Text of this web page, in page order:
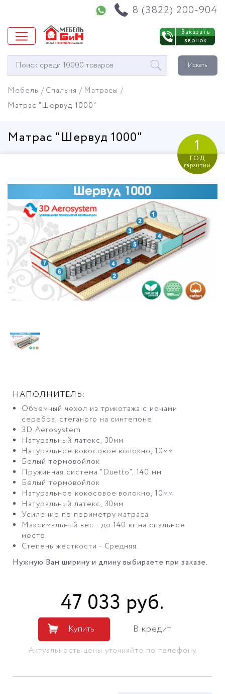
8 (3822) 200-904
Заказать
звонок
Окно
поиска
Искать
Мебель Спальня
Матрасы
Матрас "Шервуд 1000"
Матрас "Шервуд 1000" 1
год
гарантии
НАПОЛНИТЕЛЬ:
Объемный чехол из трикотажа с ионами
серебра, стеганого на синтепоне
3D Aerosystem
Натуральный латекс, 30мм
Натуральное кокосовое волокно, 10мм
Белый термовойлок
Пружинная система "Duetto", 140 мм
Белый термовойлок
Натуральное кокосовое волокно, 10мм
Натуральный латекс, 30мм
Усиление по периметру матраса
Максимальный вес - до 140 кг на спальное
место.
Степень жесткости - Средняя.
Нужную Вам ширину и длину выбираете при заказе.
47 033 руб.
Купить В кредит
Актуальность цены уточняйте по телефону